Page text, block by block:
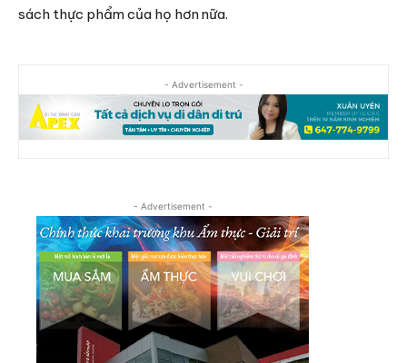
sách thực phẩm của họ hơn nữa.
- Advertisement -
- Advertisement -